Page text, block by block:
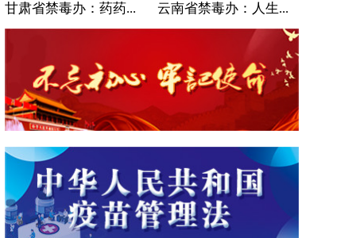
甘肃省禁毒办：药药... 云南省禁毒办：人生...